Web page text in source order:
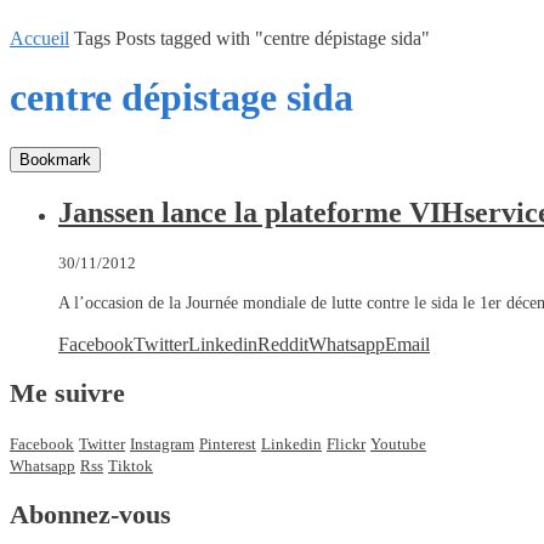
Accueil Tags Posts tagged with "centre dépistage sida"
centre dépistage sida
Bookmark
Janssen lance la plateforme
30/11/2012
A l’occasion de la Journée mondiale de lutte contre le sida le 1er
FacebookTwitterLinkedinRedditWhatsappEmail
Me suivre
Facebook Twitter Instagram Pinterest Linkedin Flickr Youtube
Whatsapp Rss Tiktok
Abonnez-vous